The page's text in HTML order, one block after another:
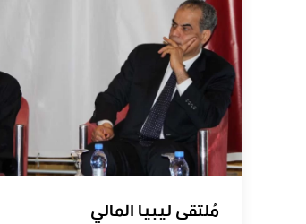
مُلتقى ليبيا المالي